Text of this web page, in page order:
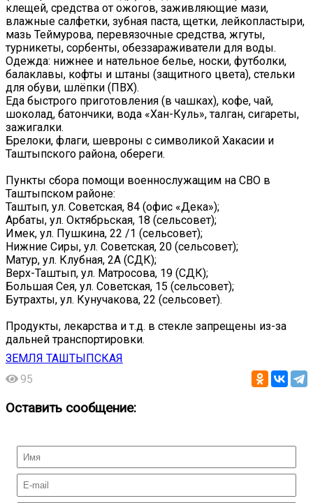
клещей, средства от ожогов, заживляющие мази,
влажные салфетки, зубная паста, щетки, лейкопластыри,
мазь Теймурова, перевязочные средства, жгуты,
турникеты, сорбенты, обеззараживатели для воды.
Одежда: нижнее и нательное белье, носки, футболки,
балаклавы, кофты и штаны (защитного цвета), стельки
для обуви, шлёпки (ПВХ).
Еда быстрого приготовления (в чашках), кофе, чай,
шоколад, батончики, вода «Хан-Куль», талган, сигареты,
зажигалки.
Брелоки, флаги, шевроны с символикой Хакасии и
Таштыпского района, обереги.
Пункты сбора помощи военнослужащим на СВО в
Таштыпском районе:
Таштып, ул. Советская, 84 (офис «Дека»);
Арбаты, ул. Октябрьская, 18 (сельсовет);
Имек, ул. Пушкина, 22 /1 (сельсовет);
Нижние Сиры, ул. Советская, 20 (сельсовет);
Матур, ул. Клубная, 2А (СДК);
Верх-Таштып, ул. Матросова, 19 (СДК);
Большая Сея, ул. Советская, 15 (сельсовет);
Бутрахты, ул. Кунучакова, 22 (сельсовет).
Продукты, лекарства и т.д. в стекле запрещены из-за
дальней транспортировки.
ЗЕМЛЯ ТАШТЫПСКАЯ
95
Оставить сообщение: